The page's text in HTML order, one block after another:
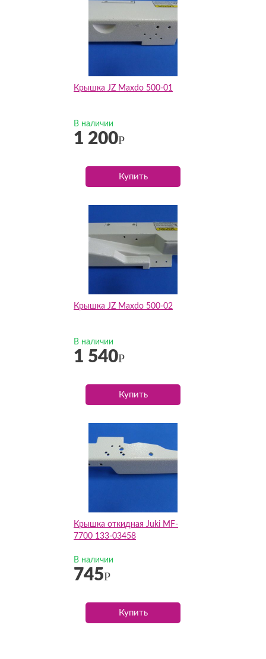
Крышка JZ Maxdo 500-01
В наличии
1 200Р
Купить
Крышка JZ Maxdo 500-02
В наличии
1 540Р
Купить
Крышка откидная Juki MF-
7700 133-03458
В наличии
745Р
Купить